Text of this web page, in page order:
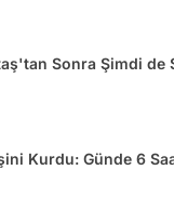
Sonra Şimdi de
Kurdu: Günde 6